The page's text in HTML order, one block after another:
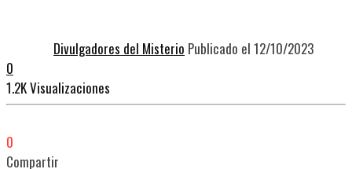
Divulgadores del Misterio Publicado el 12/10/2023
0
1.2K Visualizaciones
0
Compartir